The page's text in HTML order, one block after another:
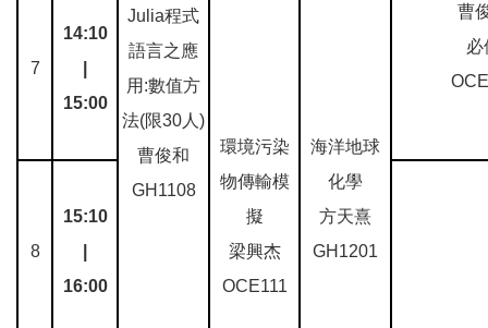
Julia程式
語言之應
用:數值方
法(限30人)
曹俊和
GH1108
曹
必
7
14:10
15:00
環境污染
物傳輸模
擬
梁興杰
OCE111
海洋地球
化學
方天熹
GH1201
8
15:10
16:00